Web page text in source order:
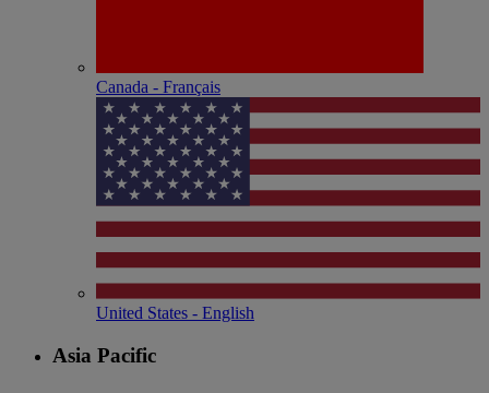
Canada - Français
United States - English
Asia Pacific